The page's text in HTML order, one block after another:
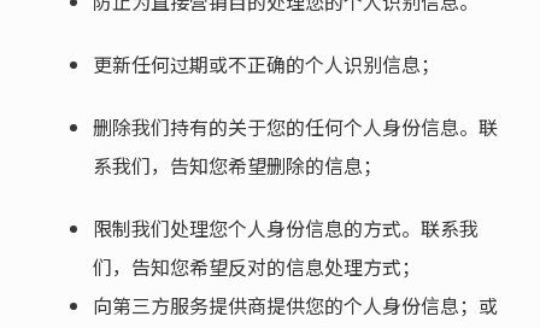
更新任何过期或不正确的个人识别信息；
删除我们持有的关于您的任何个人身份信息。联
系我们，告知您希望删除的信息；
限制我们处理您个人身份信息的方式。联系我
们，告知您希望反对的信息处理方式；
向第三方服务提供商提供您的个人身份信息；或